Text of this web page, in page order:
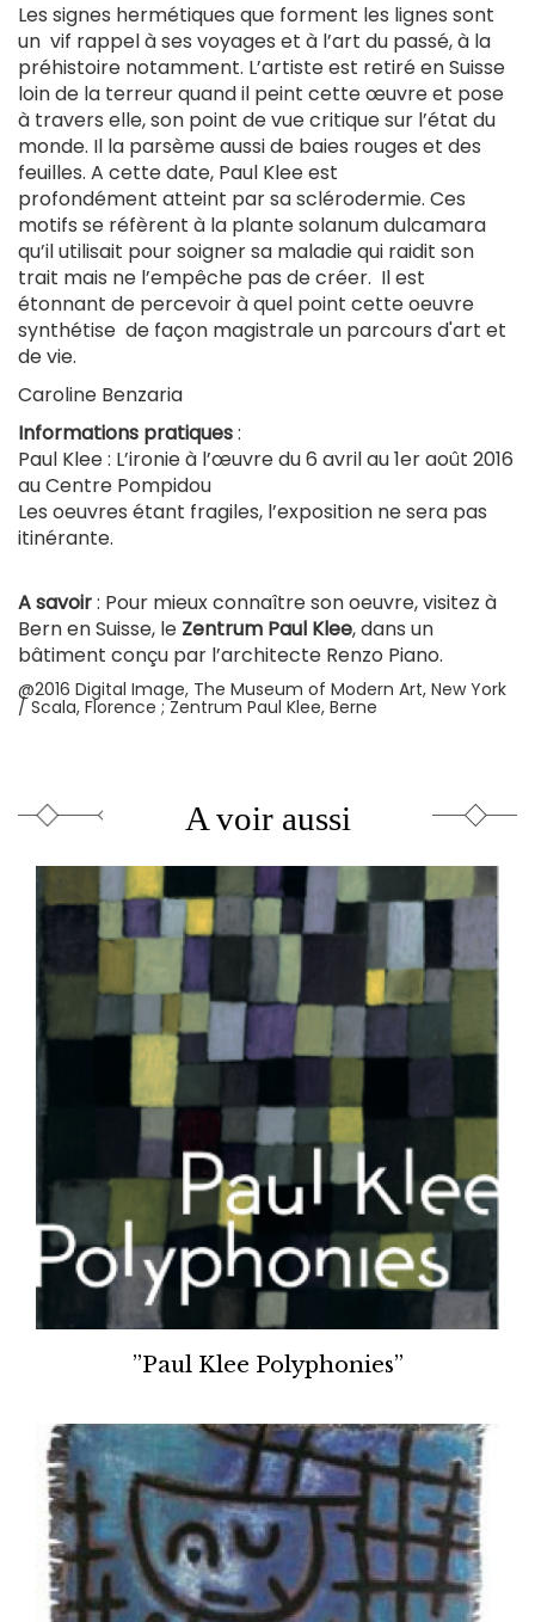
Les signes hermétiques que forment les lignes sont
un vif rappel à ses voyages et à l’art du passé, à la
préhistoire notamment. L’artiste est retiré en Suisse
loin de la terreur quand il peint cette œuvre et pose
à travers elle, son point de vue critique sur l’état du
monde. Il la parsème aussi de baies rouges et des
feuilles. A cette date, Paul Klee est
profondément atteint par sa sclérodermie. Ces
motifs se réfèrent à la plante solanum dulcamara
qu’il utilisait pour soigner sa maladie qui raidit son
trait mais ne l’empêche pas de créer. Il est
étonnant de percevoir à quel point cette oeuvre
synthétise de façon magistraleun parcours d'art et
de vie.
Caroline Benzaria
Informations pratiques:
Paul Klee : L’ironie à l’œuvre du 6 avril au 1er août 2016
au Centre Pompidou
Les oeuvres étant fragiles, l’exposition ne sera pas
itinérante.
A savoir: Pour mieux connaître son oeuvre, visitez à
Bern en Suisse, le Zentrum Paul Klee, dans un
bâtiment conçu par l’architecte Renzo Piano.
@2016 Digital Image, The Museum of Modern Art, New York
/ Scala, Florence ; Zentrum Paul Klee, Berne
A voir aussi
”Paul Klee Polyphonies”